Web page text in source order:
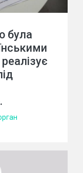
була